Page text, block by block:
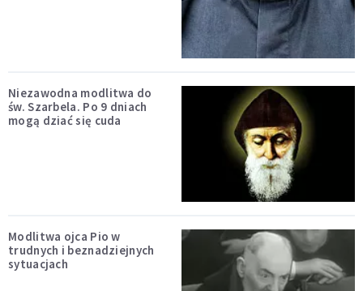
Niezawodna modlitwa do
św. Szarbela. Po 9 dniach
mogą dziać się cuda
Modlitwa ojca Pio w
trudnych i beznadziejnych
sytuacjach